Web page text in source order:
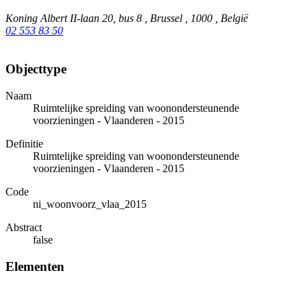
Koning Albert II-laan 20, bus 8 , Brussel , 1000 , België
02 553 83 50
Objecttype
Naam
Ruimtelijke spreiding van woonondersteunende
voorzieningen - Vlaanderen - 2015
Definitie
Ruimtelijke spreiding van woonondersteunende
voorzieningen - Vlaanderen - 2015
Code
ni_woonvoorz_vlaa_2015
Abstract
false
Elementen